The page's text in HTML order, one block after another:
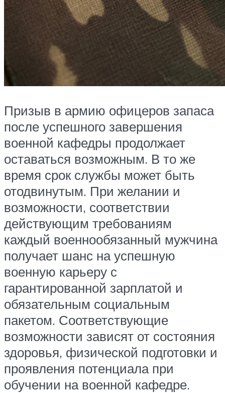
Призыв в армию офицеров запаса
после успешного завершения
военной кафедры продолжает
оставаться возможным. В то же
время срок службы может быть
отодвинутым. При желании и
возможности, соответствии
действующим требованиям
каждый военнообязанный мужчина
получает шанс на успешную
военную карьеру с
гарантированной зарплатой и
обязательным социальным
пакетом. Соответствующие
возможности зависят от состояния
здоровья, физической подготовки и
проявления потенциала при
обучении на военной кафедре.